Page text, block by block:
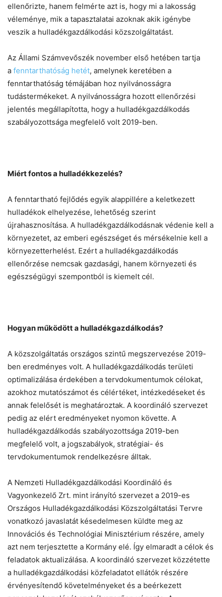
ellenőrizte, hanem felmérte azt is, hogy mi a lakosság
véleménye, mik a tapasztalatai azoknak akik igénybe
veszik a hulladékgazdálkodási közszolgáltatást.
Az Állami Számvevőszék november első hetében tartja
a fenntarthatóság hetét, amelynek keretében a
fenntarthatóság témájában hoz nyilvánosságra
tudástermékeket. A nyilvánosságra hozott ellenőrzési
jelentés megállapította, hogy a hulladékgazdálkodás
szabályozottsága megfelelő volt 2019-ben.
Miért fontos a hulladékkezelés?
A fenntartható fejlődés egyik alappillére a keletkezett
hulladékok elhelyezése, lehetőség szerint
újrahasznosítása. A hulladékgazdálkodásnak védenie kell a
környezetet, az emberi egészséget és mérsékelnie kell a
környezetterhelést. Ezért a hulladékgazdálkodás
ellenőrzése nemcsak gazdasági, hanem környezeti és
egészségügyi szempontból is kiemelt cél.
Hogyan működött a hulladékgazdálkodás?
A közszolgáltatás országos szintű megszervezése 2019-
ben eredményes volt. A hulladékgazdálkodás területi
optimalizálása érdekében a tervdokumentumok célokat,
azokhoz mutatószámot és célértéket, intézkedéseket és
annak felelősét is meghatároztak. A koordináló szervezet
pedig az elért eredményeket nyomon követte. A
hulladékgazdálkodás szabályozottsága 2019-ben
megfelelő volt, a jogszabályok, stratégiai- és
tervdokumentumok rendelkezésre álltak.
A Nemzeti Hulladékgazdálkodási Koordináló és
Vagyonkezelő Zrt. mint irányító szervezet a 2019-es
Országos Hulladékgazdálkodási Közszolgáltatási Tervre
vonatkozó javaslatát késedelmesen küldte meg az
Innovációs és Technológiai Minisztérium részére, amely
azt nem terjesztette a Kormány elé. Így elmaradt a célok és
feladatok aktualizálása. A koordináló szervezet közzétette
a hulladékgazdálkodási közfeladatot ellátók részére
érvényesítendő követelményeket és a beérkezett
Chat
Helló! Miben segíthetek ma?